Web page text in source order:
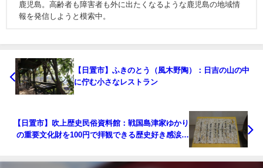
鹿児島。高齢者も障害者も外に出たくなるような鹿児島の地域情
報を発信しようと模索中。
【日置市】ふきのとう（風木野陶）：日吉の山の中
に佇む小さなレストラン
【日置市】吹上歴史民俗資料館：戦国島津家ゆかり
の重要文化財を100円で拝観できる歴史好き感涙ス